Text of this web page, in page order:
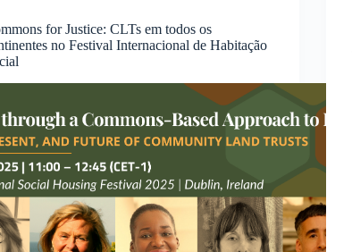
for Justice: CLTs em todos os
no Festival Internacional de Habitação